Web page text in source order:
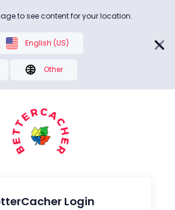
to see content for your location.
English (US)
Other
Login